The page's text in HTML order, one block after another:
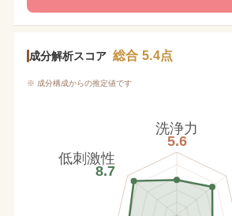
成分解析スコア 総合 5.4点
※ 成分構成からの推定値です
洗浄力
5.6
低刺激性
8.7